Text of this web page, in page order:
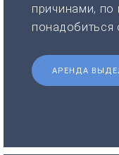
причинами,
понадобиться
АРЕНДА